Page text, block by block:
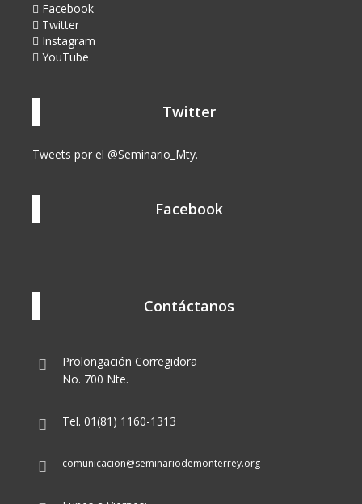
Facebook
Twitter
Instagram
YouTube
Twitter
Tweets por el @Seminario_Mty.
Facebook
Contáctanos
Prolongación Corregidora
No. 700 Nte.
Tel. 01(81) 1160-1313
comunicacion@seminariodemonterrey.org